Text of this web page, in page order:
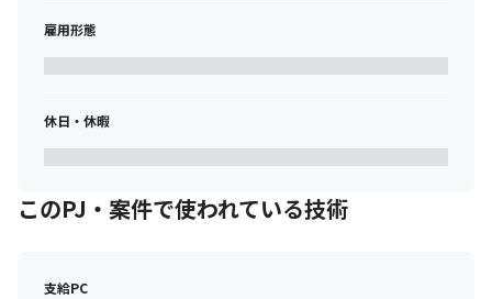
雇用形態
休日・休暇
このPJ・案件で使われている技術
支給PC